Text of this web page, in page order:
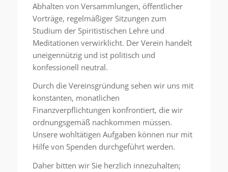
Abhalten von Versammlungen, öffentlicher
Vorträge, regelmäßiger Sitzungen zum
Studium der Spiritistischen Lehre und
Meditationen verwirklicht. Der Verein handelt
uneigennützig und ist politisch und
konfessionell neutral.
Durch die Vereinsgründung sehen wir uns mit
konstanten, monatlichen
Finanzverpflichtungen konfrontiert, die wir
ordnungsgemäß nachkommen müssen.
Unsere wohltätigen Aufgaben können nur mit
Hilfe von Spenden durchgeführt werden.
Daher bitten wir Sie herzlich innezuhalten;